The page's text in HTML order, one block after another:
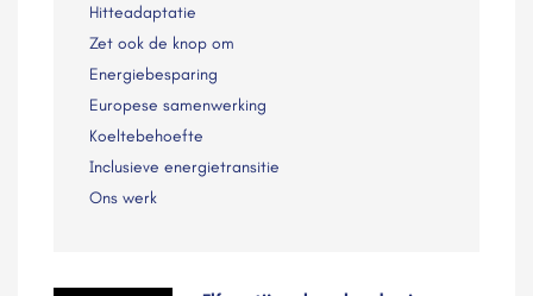
Hitteadaptatie
Zet ook de knop om
Energiebesparing
Europese samenwerking
Koeltebehoefte
Inclusieve energietransitie
Ons werk